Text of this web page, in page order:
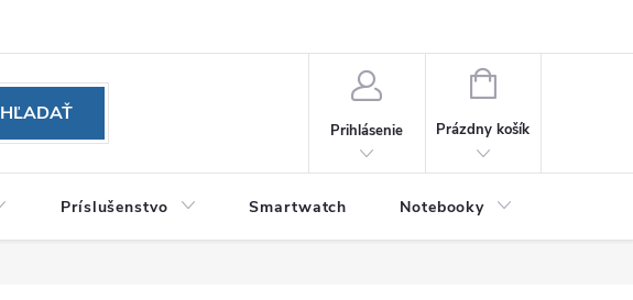
HĽADAŤ
Prihlásenie
NÁKUPNÝ
Prázdny košík
Príslušenstvo Smartwatch Notebooky